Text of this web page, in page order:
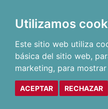
Utilizamos
Este sitio web utiliza
básica del sitio web,
marketing, para
ACEPTAR RECHAZAR